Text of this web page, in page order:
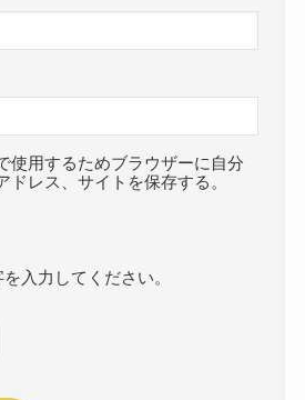
使用するためブラウザーに自分
ドレス、サイトを保存する。
入力してください。